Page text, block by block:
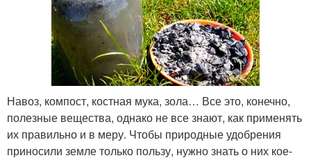
Навоз, компост, костная мука, зола… Все это, конечно,
полезные вещества, однако не все знают, как применять
их правильно и в меру. Чтобы природные удобрения
приносили земле только пользу, нужно знать о них кое-